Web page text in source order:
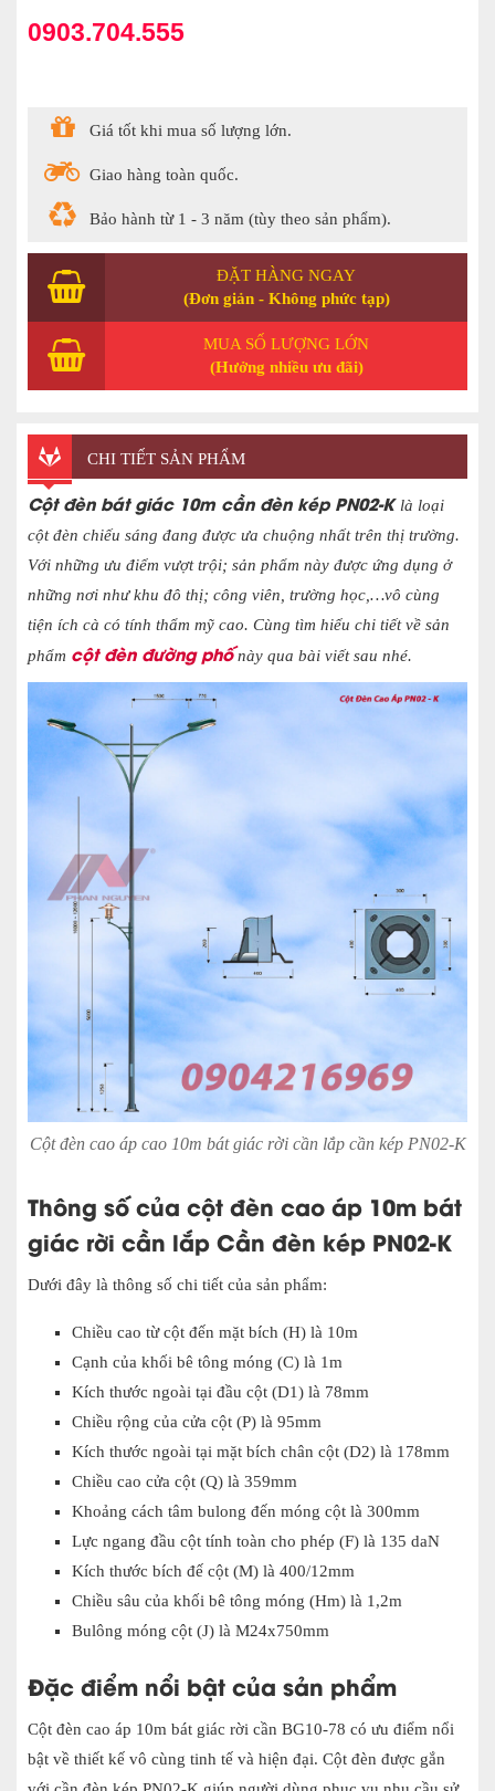
0903.704.555
Giá tốt khi mua số lượng lớn.
Giao hàng toàn quốc.
Bảo hành từ 1 - 3 năm (tùy theo sản phẩm).
ĐẶT HÀNG NGAY
(Đơn giản - Không phức tạp)
MUA SỐ LƯỢNG LỚN
(Hưởng nhiều ưu đãi)
CHI TIẾT SẢN PHẨM
Cột đèn bát giác 10m cần đèn kép PN02-K là loại
cột đèn chiếu sáng đang được ưa chuộng nhất trên thị trường.
Với những ưu điểm vượt trội; sản phẩm này được ứng dụng ở
những nơi như khu đô thị; công viên, trường học,…vô cùng
tiện ích cà có tính thẩm mỹ cao. Cùng tìm hiểu chi tiết về sản
phẩm cột đèn đường phốnày qua bài viết sau nhé.
Cột đèn cao áp cao 10m bát giác rời cần lắp cần kép PN02-K
Thông số của cột đèn cao áp 10m bát
giác rời cần lắp Cần đèn kép PN02-K
Dưới đây là thông số chi tiết của sản phẩm:
Chiều cao từ cột đến mặt bích (H) là 10m
Cạnh của khối bê tông móng (C) là 1m
Kích thước ngoài tại đầu cột (D1) là 78mm
Chiều rộng của cửa cột (P) là 95mm
Kích thước ngoài tại mặt bích chân cột (D2) là 178mm
Chiều cao cửa cột (Q) là 359mm
Khoảng cách tâm bulong đến móng cột là 300mm
Lực ngang đầu cột tính toàn cho phép (F) là 135 daN
Kích thước bích đế cột (M) là 400/12mm
Chiều sâu của khối bê tông móng (Hm) là 1,2m
Bulông móng cột (J) là M24x750mm
Đặc điểm nổi bật của sản phẩm
Cột đèn cao áp 10m bát giác rời cần BG10-78 có ưu điểm nổi
bật về thiết kế vô cùng tinh tế và hiện đại. Cột đèn được gắn